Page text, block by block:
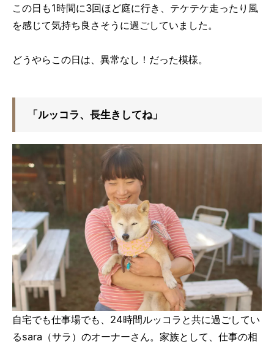
この日も1時間に3回ほど庭に行き、テケテケ走ったり風
を感じて気持ち良さそうに過ごしていました。
どうやらこの日は、異常なし！だった模様。
「ルッコラ、長生きしてね」
自宅でも仕事場でも、24時間ルッコラと共に過ごしてい
るsara（サラ）のオーナーさん。家族として、仕事の相